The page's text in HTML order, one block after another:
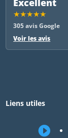
Excellent
★★★★★
305 avis Google
Voir les avis
Liens utiles
